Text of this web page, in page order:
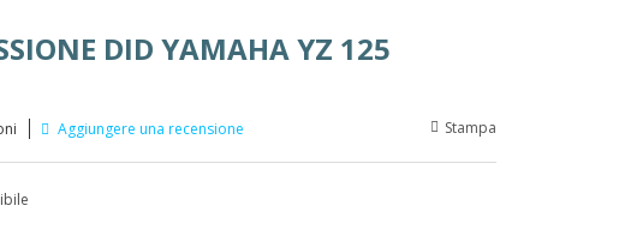
DID YAMAHA YZ 125
Aggiungere una recensione Stampa